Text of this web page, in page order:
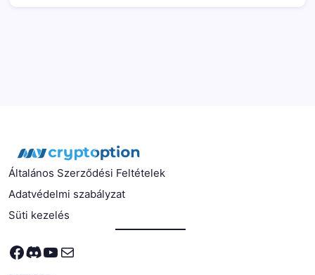
Általános Szerződési Feltételek
Adatvédelmi szabályzat
Süti kezelés
Facebook
Discord
YouTube
Mail